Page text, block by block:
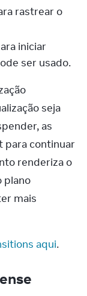
rastrear o
iniciar
ser usado.
seja
as
para continuar
renderiza o
plano
mais
aqui.